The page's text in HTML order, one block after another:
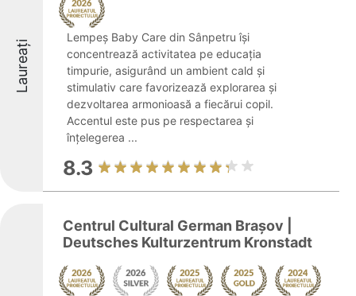
Laureați
Lempeș Baby Care din Sânpetru își
concentrează activitatea pe educația
timpurie, asigurând un ambient cald și
stimulativ care favorizează explorarea și
dezvoltarea armonioasă a fiecărui copil.
Accentul este pus pe respectarea și
înțelegerea ...
8.3
Centrul Cultural German Braşov |
Deutsches Kulturzentrum Kronstadt